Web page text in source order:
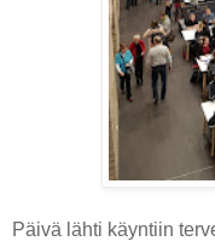
Päivä lähti käyntiin